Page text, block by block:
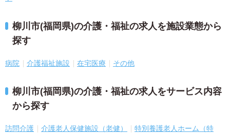
柳川市(福岡県)の介護・福祉の求人を施設業態から
探す
病院 介護福祉施設 在宅医療 その他
柳川市(福岡県)の介護・福祉の求人をサービス内容
から探す
訪問介護 介護老人保健施設（老健）
特別養護老人ホーム（特